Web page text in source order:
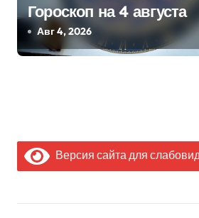
Гороскоп на 4 августа
Авг 4, 2026
Версия сайта для